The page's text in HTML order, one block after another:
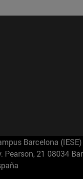
Barcelona (IESE)
Pearson, 21 08034